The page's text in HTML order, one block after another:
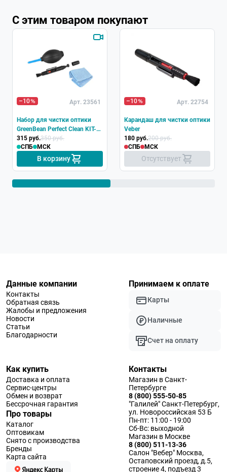
С этим товаром покупают
–10 Арт. 23561
Набор для чистки оптики
GreenBean Perfect Clean KIT-
01
315 руб.350 руб.
СПБ
МСК
В корзину
–10
Арт. 22754
Карандаш для чистки оптики
Veber
180 руб.200 руб.
СПБ
МСК
Отсутствует
Данные компании
Контакты
Обратная связь
Жалобы и предложения
Новости
Статьи
Благодарности
Принимаем к оплате
Карты
Наличные
Счет на оплату
Как купить
Доставка и оплата
Сервис-центры
Обмен и возврат
Бессрочная гарантия
Про товары
Каталог
Оптовикам
Снято с производства
Бренды
Карта сайта
Контакты
Магазин в Санкт-
Петербурге
8 (800) 555-50-85
"Галилей" Санкт-Петербург,
ул. Новороссийская 53 Б
Пн-пт: 11:00 - 19:00
Сб-Вс: выходной
Магазин в Москве
8 (800) 511-13-36
Салон "Вебер" Москва,
Остаповский проезд, д.5,
строение 4, подъезд 3